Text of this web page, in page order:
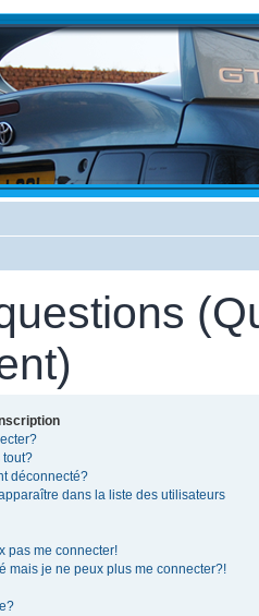
tout?
déconnecté?
dans la liste des utilisateurs
pas me connecter!
mais je ne peux plus me connecter?!